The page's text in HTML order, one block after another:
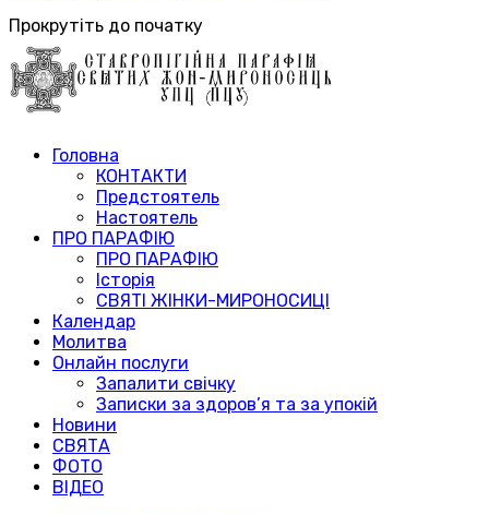
Прокрутіть до початку
Головна
КОНТАКТИ
Предстоятель
Настоятель
ПРО ПАРАФІЮ
ПРО ПАРАФІЮ
Історія
СВЯТІ ЖІНКИ-МИРОНОСИЦІ
Календар
Молитва
Онлайн послуги
Запалити свічку
Записки за здоров’я та за упокій
Новини
СВЯТА
ФОТО
ВІДЕО